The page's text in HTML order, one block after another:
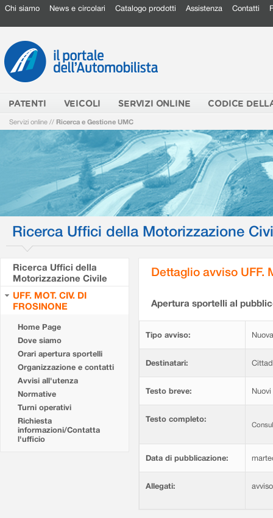
Chi siamo News e circolari Catalogo prodotti Assistenza Contatti
PATENTI VEICOLI SERVIZI ONLINE CODICE
Servizi online // Ricerca e Gestione UMC
Ricerca Uffici della Motorizzazione
Ricerca Uffici della
Motorizzazione Civile
UFF. MOT. CIV. DI
FROSINONE
Home Page
Dove siamo
Orari apertura sportelli
Organizzazione e contatti
Avvisi all'utenza
Normative
Turni operativi
Richiesta
informazioni/Contatta
l'ufficio
Dettaglio avviso UFF.
Apertura sportelli al
Tipo avviso:
Destinatari:
Testo breve:
Testo completo:
Data di pubblicazione:
Allegati: